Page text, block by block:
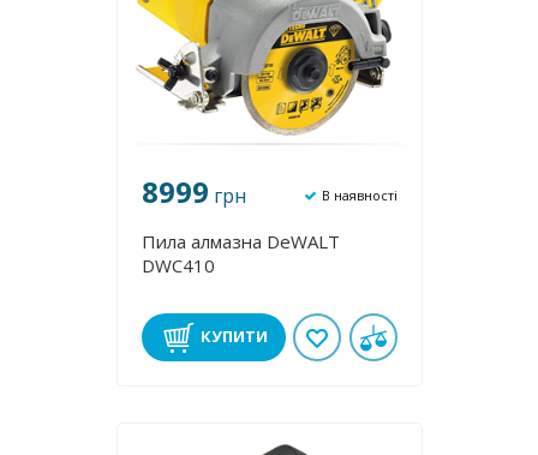
8999 грн В наявності
Пила алмазна DeWALT
DWC410
КУПИТИ